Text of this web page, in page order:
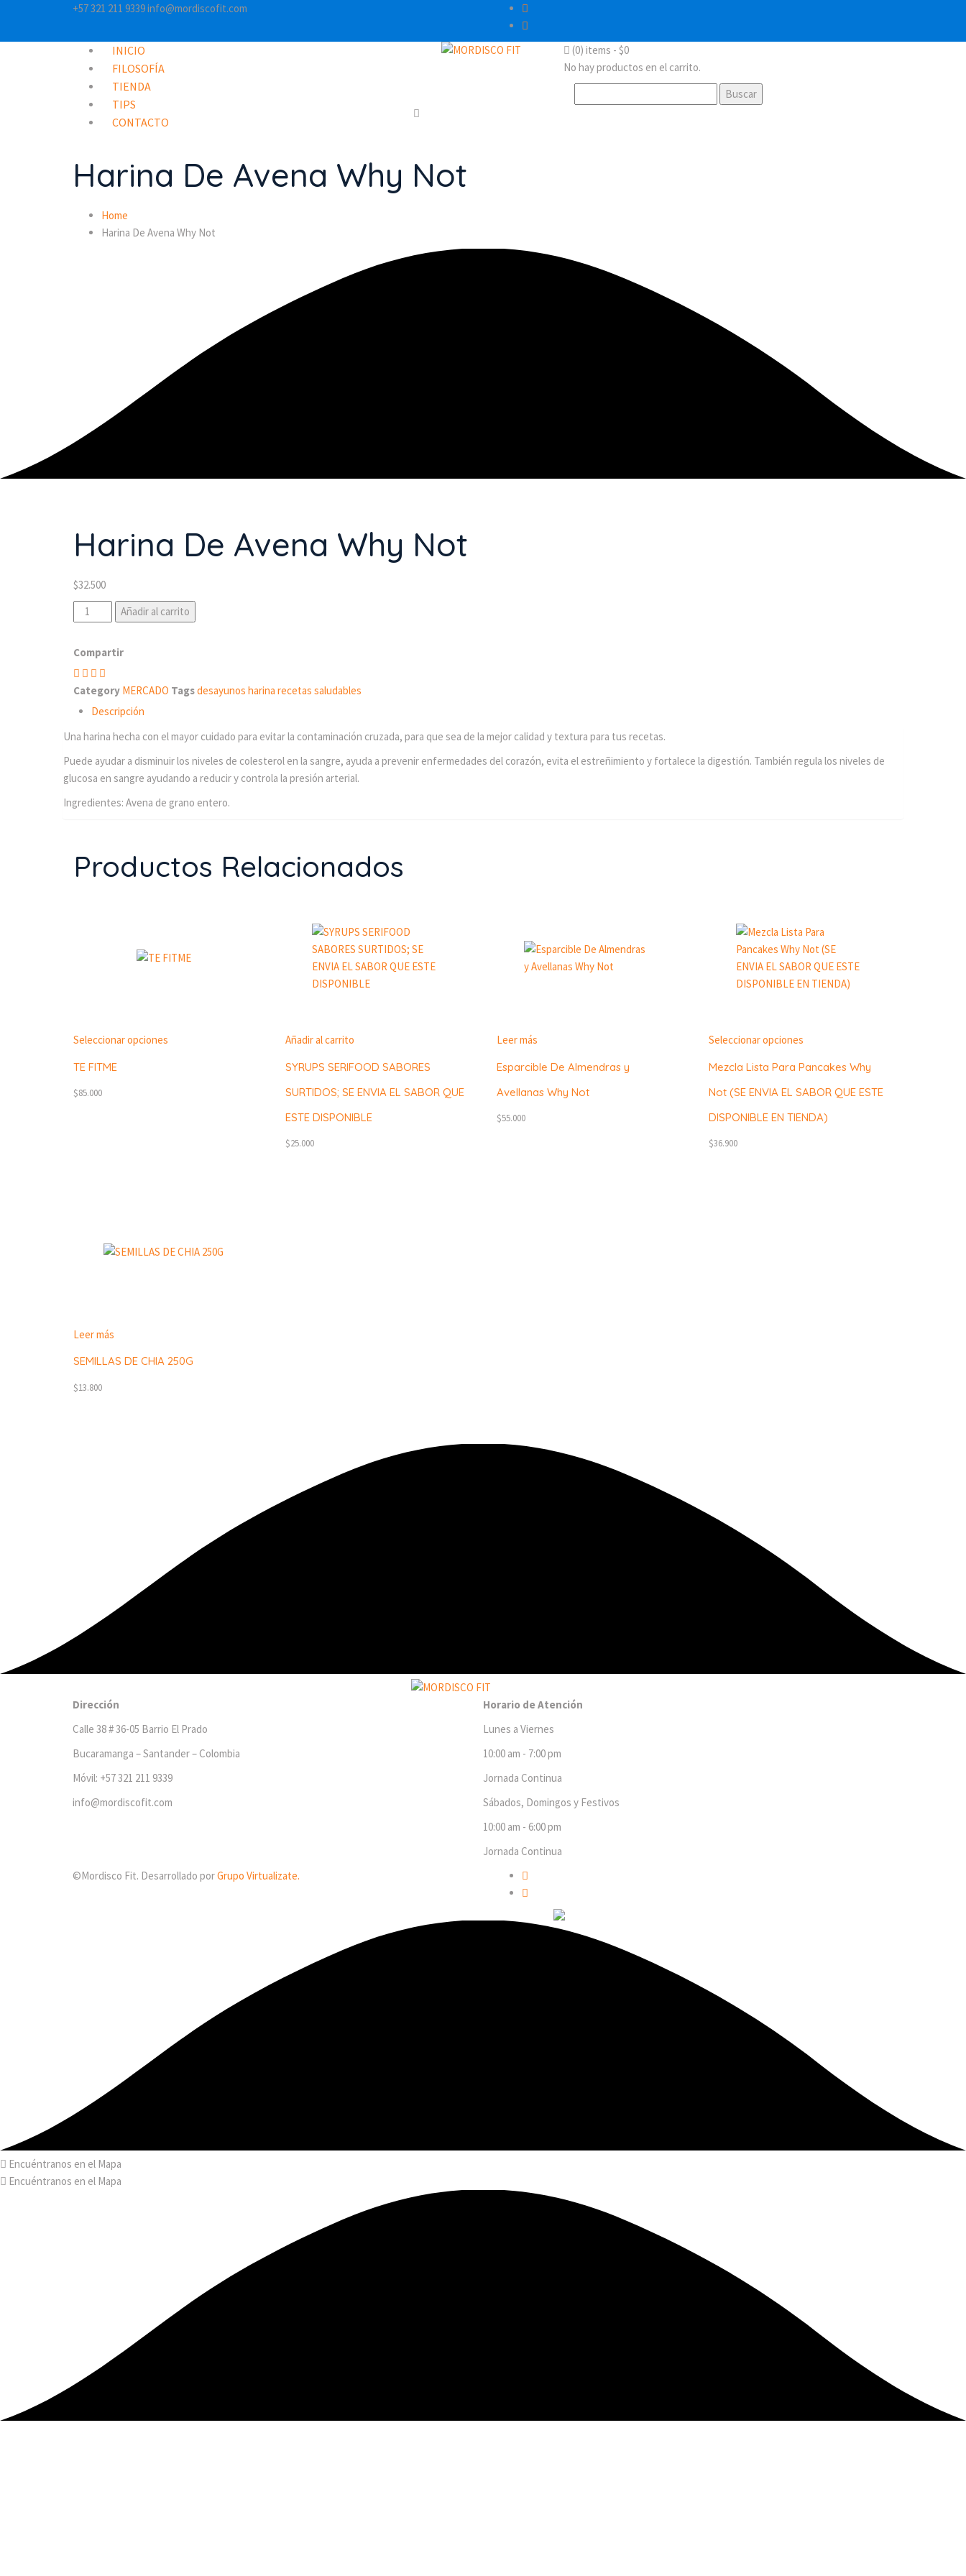
+57 321 211 9339info@mordiscofit.com
INICIO
FILOSOFÍA
TIENDA
TIPS
CONTACTO
(0) items - $0
No hay productos en el carrito.
Harina De Avena Why Not
Home
Harina De Avena Why Not
Harina De Avena Why Not
$32.500
Harina
De
Why
Not
cantidad
Añadir al carrito
Compartir
Category MERCADO Tagsdesayunos harina recetas saludables
Descripción
Una harina hecha con el mayor cuidado para evitar la contaminación cruzada, para que sea de la mejor calidad y textura para tus recetas.
Puede ayudar a disminuir los niveles de colesterol en la sangre, ayuda a prevenir enfermedades del corazón, evita el estreñimiento y fortalece la digestión. También regula los niveles de
glucosa en sangre ayudando a reducir y controla la presión arterial.
Ingredientes: Avena de grano entero.
Productos Relacionados
Seleccionar opciones
TE FITME
$85.000
Añadir al carrito
SYRUPS SERIFOOD SABORES
SURTIDOS; SE ENVIA EL SABOR QUE
ESTE DISPONIBLE
$25.000
Leer más
Esparcible De Almendras y
Avellanas Why Not
$55.000
Seleccionar opciones
Mezcla Lista Para Pancakes Why
Not (SE ENVIA EL SABOR QUE ESTE
DISPONIBLE EN TIENDA)
$36.900
Leer más
SEMILLAS DE CHIA 250G
$13.800
Dirección
Calle 38 # 36-05 Barrio El Prado
Bucaramanga – Santander – Colombia
Móvil: +57 321 211 9339
info@mordiscofit.com
Horario de Atención
Lunes a Viernes
10:00 am - 7:00 pm
Jornada Continua
Sábados, Domingos y Festivos
10:00 am - 6:00 pm
Jornada Continua
©Mordisco Fit. Desarrollado porGrupo Virtualizate.
Encuéntranos en el Mapa
Encuéntranos en el Mapa